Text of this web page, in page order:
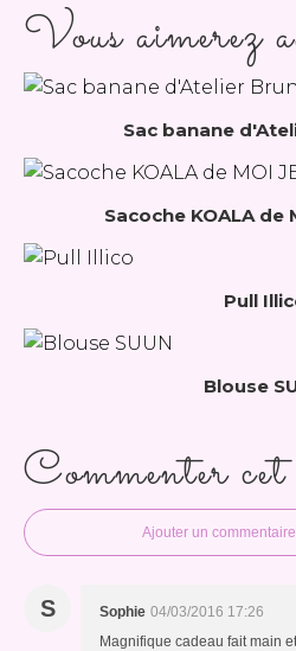
Vous aimerez
Sac banane
Sacoche KOALA de
Pull
Blouse
Commenter
Ajouter un commentaire
S Sophie 04/03/2016 17:26
Magnifique cadeau fait main